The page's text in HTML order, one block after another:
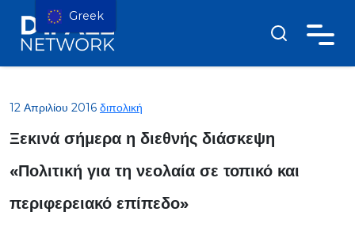
12 Απριλίου 2016 διπολική
Ξεκινά σήμερα η διεθνής διάσκεψη
«Πολιτική για τη νεολαία σε τοπικό και
περιφερειακό επίπεδο»
Greek